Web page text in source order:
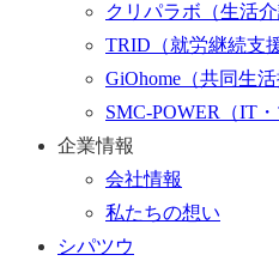
クリパラボ （生活
TRID （就労継続支
GiOhome （共同生活
SMC-POWER
（IT
企業情報
会社情報
私たちの想い
シパツウ